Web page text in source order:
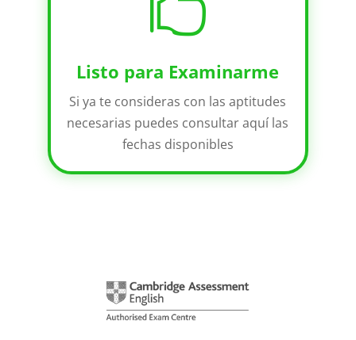
Listo para Examinarme
Si ya te consideras con las aptitudes
necesarias puedes consultar aquí las
fechas disponibles